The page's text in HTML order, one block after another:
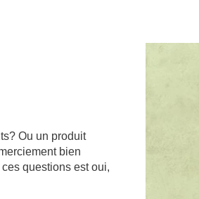
Ou un produit
bien
questions est oui,